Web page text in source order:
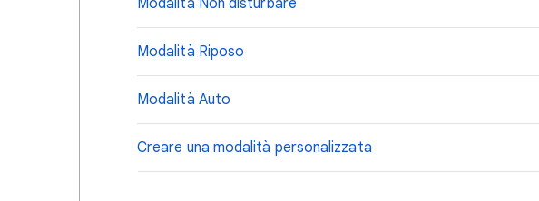
Modalità Non disturbare
Modalità Riposo
Modalità Auto
Creare una modalità personalizzata